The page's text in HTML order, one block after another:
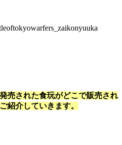
売された食玩がどこで販売され
紹介していきます。